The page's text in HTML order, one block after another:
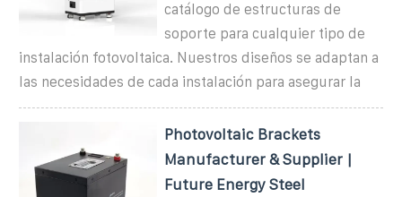
catálogo de estructuras de
soporte para cualquier tipo de
instalación fotovoltaica. Nuestros diseños se adaptan a
las necesidades de cada instalación para asegurar la
Photovoltaic Brackets
Manufacturer & Supplier |
Future Energy Steel